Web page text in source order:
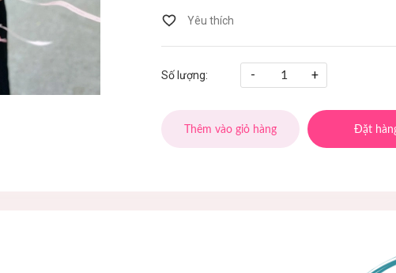
Số lượng: - +
Thêm vào giỏ hàng Đặt